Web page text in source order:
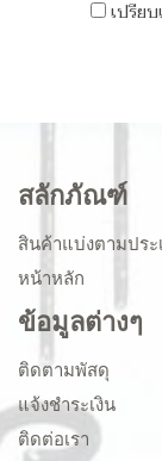
เปรีย
สลักภัณฑ์
สินค้าแบ่งตามประ
หน้าหลัก
ข้อมูลต่างๆ
ติดตามพัสดุ
แจ้งชำระเงิน
ติดต่อเรา